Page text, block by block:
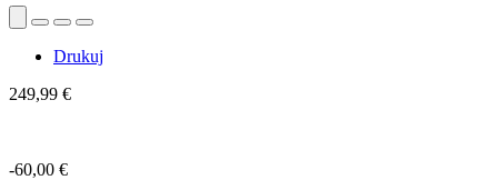
Drukuj
249,99 €
-60,00 €